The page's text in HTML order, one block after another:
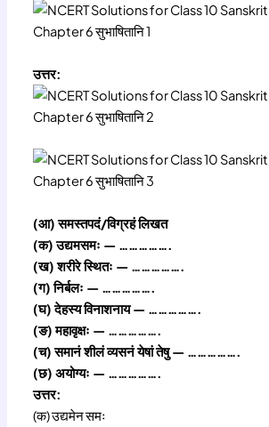
उत्तर:
(आ) समस्तपदं/विग्रहं लिखत
(क) उद्यमसमः — …………….
(ख) शरीरे स्थितः — …………….
(ग) निर्बलः — …………….
(घ) देहस्य विनाशनाय — …………….
(ङ) महावृक्षः — …………….
(च) समानं शीलं व्यसनं येषां तेषु — …………….
(छ) अयोग्यः — …………….
उत्तर:
(क) उद्यमेन समः